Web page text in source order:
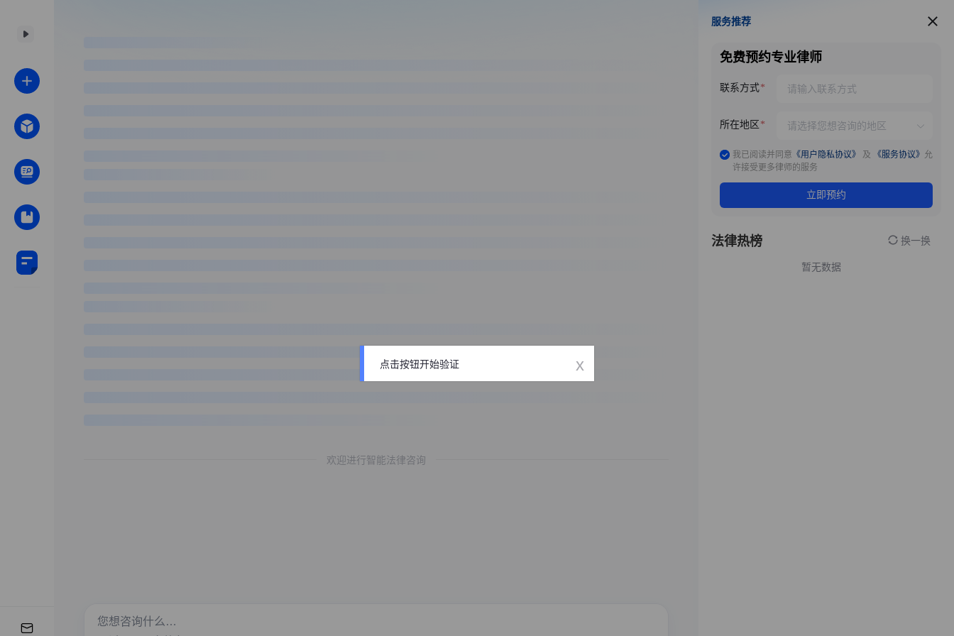
欢迎进行智能法律咨询
服务推荐
服务推荐
免费预约专业律师
联系方式
所在地区
我已阅读并同意 《用户隐私协议》 及 《服务协议》 允
许接受更多律师的服务
立即预约
法律热榜 换一换
暂无数据
点击按钮开始验证 x